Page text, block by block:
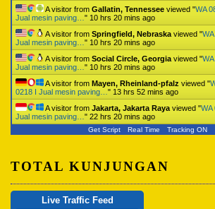
A visitor from Gallatin, Tennessee viewed "WA
Jual mesin paving… " 10 hrs 20 mins ago
A visitor from Springfield, Nebraska viewed "
Jual mesin paving… " 10 hrs 20 mins ago
A visitor from Social Circle, Georgia viewed "
Jual mesin paving… " 10 hrs 20 mins ago
A visitor from Mayen, Rheinland-pfalz viewed "
0218 I Jual mesin paving… " 13 hrs 52 mins ago
A visitor from Jakarta, Jakarta Raya viewed "WA
Jual mesin paving… " 22 hrs 20 mins ago
Get Script Real Time Tracking ON
TOTAL KUNJUNGAN
Live Traffic Feed